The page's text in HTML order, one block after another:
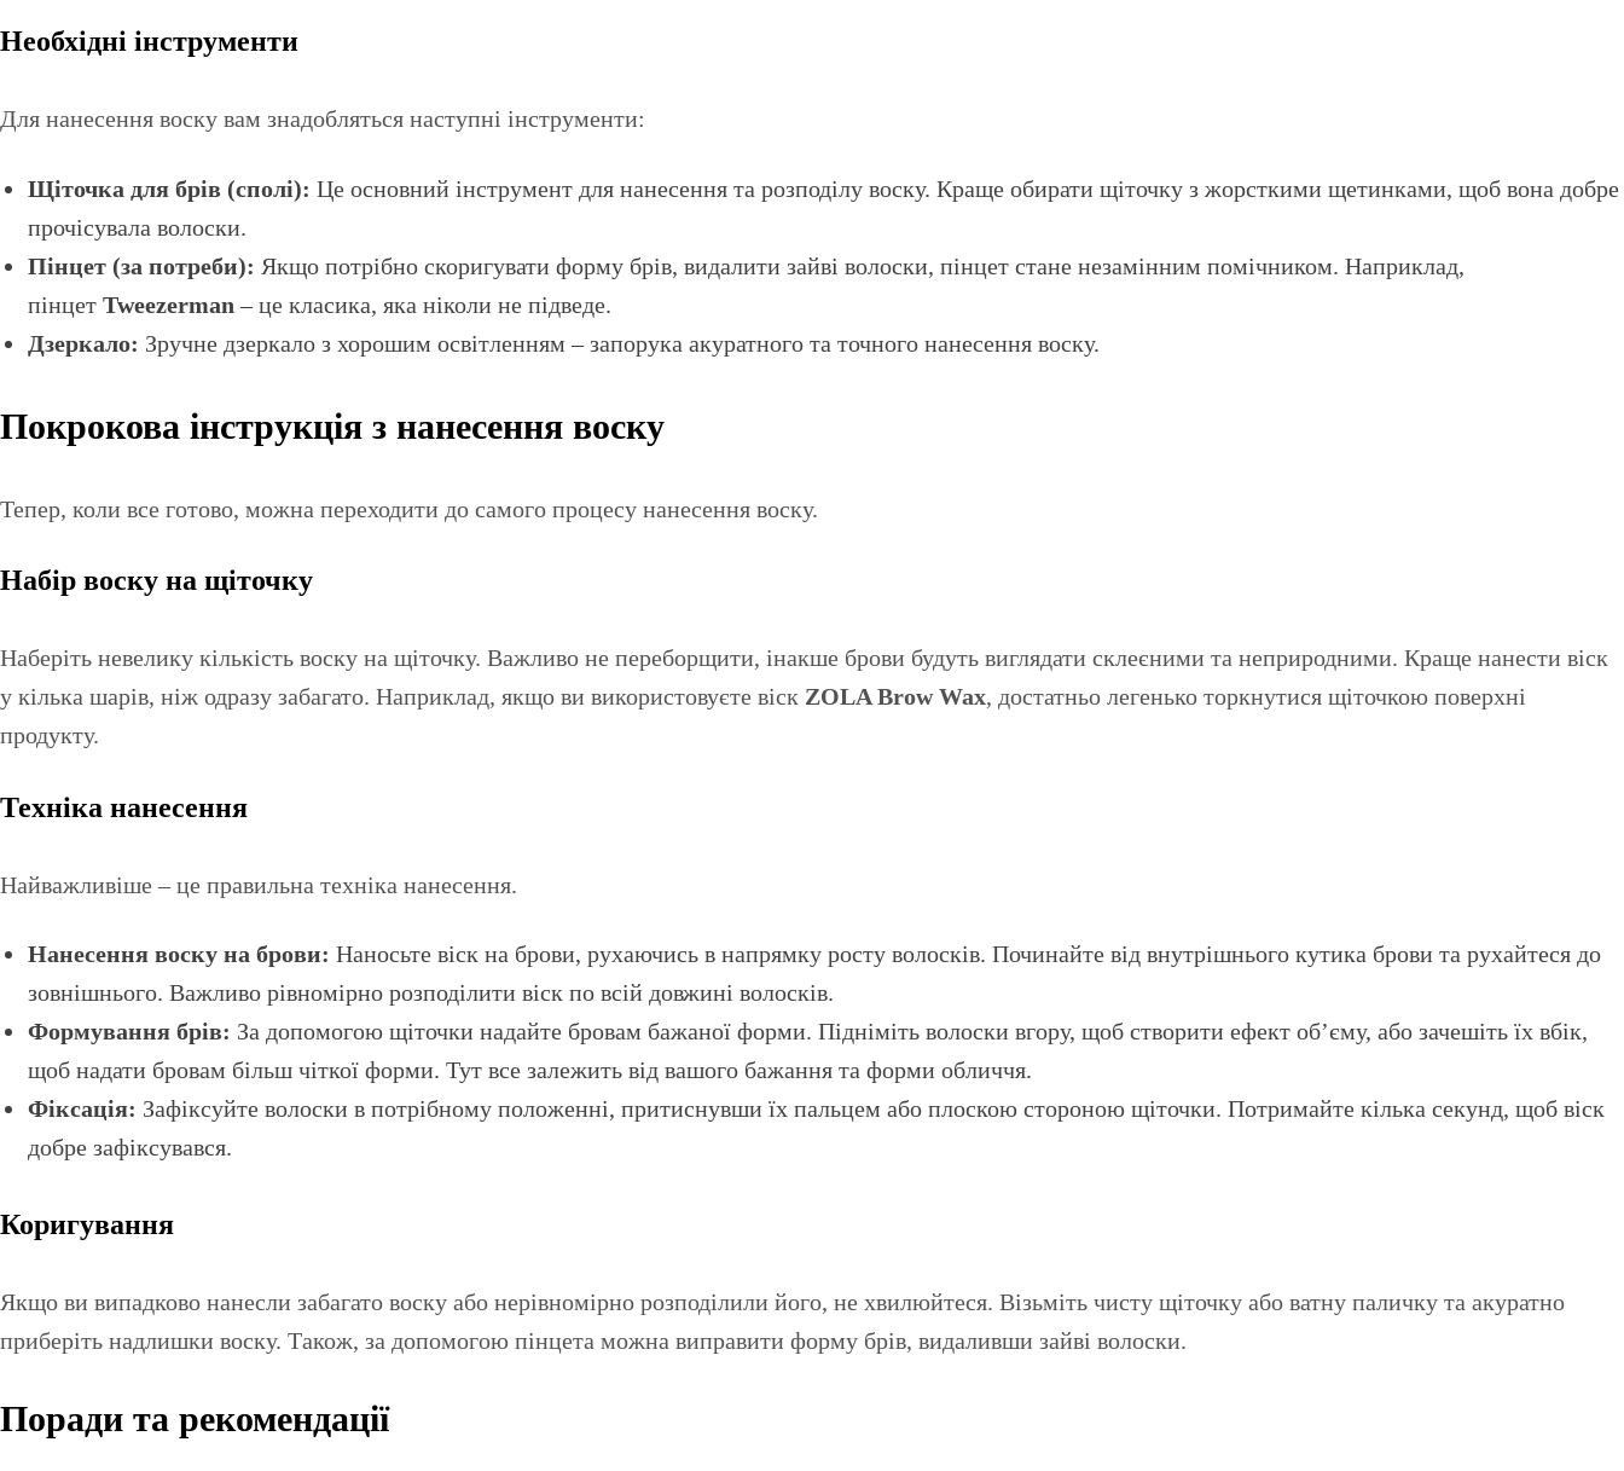
Необхідні інструменти
Для нанесення воску вам знадобляться наступні інструменти:
Щіточка для брів (сполі): Це основний інструмент для нанесення та розподілу воску. Краще обирати щіточку з жорсткими щетинками, щоб вона добре
прочісувала волоски.
Пінцет (за потреби): Якщо потрібно скоригувати форму брів, видалити зайві волоски, пінцет стане незамінним помічником. Наприклад,
пінцет Tweezerman – це класика, яка ніколи не підведе.
Дзеркало: Зручне дзеркало з хорошим освітленням – запорука акуратного та точного нанесення воску.
Покрокова інструкція з нанесення воску
Тепер, коли все готово, можна переходити до самого процесу нанесення воску.
Набір воску на щіточку
Наберіть невелику кількість воску на щіточку. Важливо не переборщити, інакше брови будуть виглядати склеєними та неприродними. Краще нанести віск
у кілька шарів, ніж одразу забагато. Наприклад, якщо ви використовуєте віск ZOLA Brow Wax, достатньо легенько торкнутися щіточкою поверхні
продукту.
Техніка нанесення
Найважливіше – це правильна техніка нанесення.
Нанесення воску на брови: Наносьте віск на брови, рухаючись в напрямку росту волосків. Починайте від внутрішнього кутика брови та рухайтеся до
зовнішнього. Важливо рівномірно розподілити віск по всій довжині волосків.
Формування брів: За допомогою щіточки надайте бровам бажаної форми. Підніміть волоски вгору, щоб створити ефект об’єму, або зачешіть їх вбік,
щоб надати бровам більш чіткої форми. Тут все залежить від вашого бажання та форми обличчя.
Фіксація: Зафіксуйте волоски в потрібному положенні, притиснувши їх пальцем або плоскою стороною щіточки. Потримайте кілька секунд, щоб віск
добре зафіксувався.
Коригування
Якщо ви випадково нанесли забагато воску або нерівномірно розподілили його, не хвилюйтеся. Візьміть чисту щіточку або ватну паличку та акуратно
приберіть надлишки воску. Також, за допомогою пінцета можна виправити форму брів, видаливши зайві волоски.
Поради та рекомендації